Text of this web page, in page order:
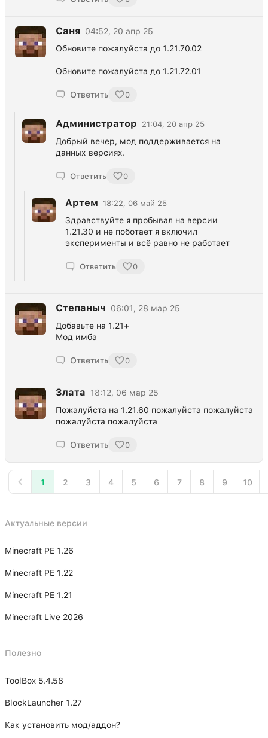
Саня 04:52, 20 апр 25
Обновите пожалуйста до 1.21.70.02
Обновите пожалуйста до 1.21.72.01
Ответить 0
Администратор 21:04, 20 апр 25
Добрый вечер, мод поддерживается на
данных версиях.
Ответить 0
Артем 18:22, 06 май 25
Здравствуйте я пробывал на версии
1.21.30 и не поботает я включил
эксперименты и всё равно не работает
Ответить 0
Степаныч
06:01, 28 мар 25
Добавьте на 1.21+
Мод имба
Ответить 0
Злата
18:12, 06 мар 25
Пожалуйста на 1.21.60 пожалуйста пожалуйста
пожалуйста пожалуйста
Ответить 0
1 2 3 4 5 6 7 8 9 10
Актуальные версии
Minecraft PE 1.26
Minecraft PE 1.22
Minecraft PE 1.21
Minecraft Live 2026
Полезно
ToolBox 5.4.58
BlockLauncher 1.27
Как установить мод/аддон?